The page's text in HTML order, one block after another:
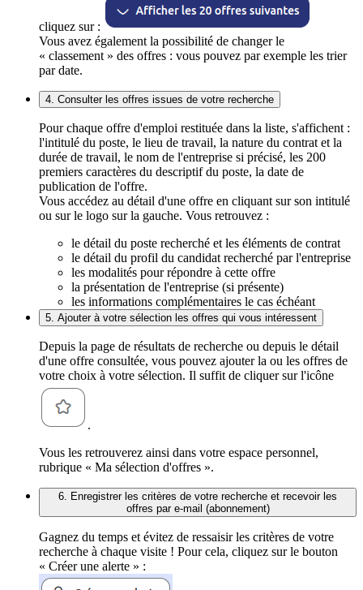
cliquez sur :
Vous avez également la possibilité de changer le
« classement » des offres : vous pouvez par exemple les trier
par date.
4. Consulter les offres issues de votre recherche
Pour chaque offre d'emploi restituée dans la liste, s'affichent :
l'intitulé du poste, le lieu de travail, la nature du contrat et la
durée de travail, le nom de l'entreprise si précisé, les 200
premiers caractères du descriptif du poste, la date de
publication de l'offre.
Vous accédez au détail d'une offre en cliquant sur son intitulé
ou sur le logo sur la gauche. Vous retrouvez :
le détail du poste recherché et les éléments de contrat
le détail du profil du candidat recherché par l'entreprise
les modalités pour répondre à cette offre
la présentation de l'entreprise (si présente)
les informations complémentaires le cas échéant
5. Ajouter à votre sélection les offres qui vous intéressent
Depuis la page de résultats de recherche ou depuis le détail
d'une offre consultée, vous pouvez ajouter la ou les offres de
votre choix à votre sélection. Il suffit de cliquer sur l'icône
.
Vous les retrouverez ainsi dans votre espace personnel,
rubrique « Ma sélection d'offres ».
6. Enregistrer les critères de votre recherche et recevoir les
offres par e-mail (abonnement)
Gagnez du temps et évitez de ressaisir les critères de votre
recherche à chaque visite ! Pour cela, cliquez sur le bouton
« Créer une alerte » :